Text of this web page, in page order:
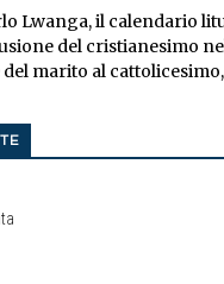
Lwanga, il calendario
del cristianesimo
marito al